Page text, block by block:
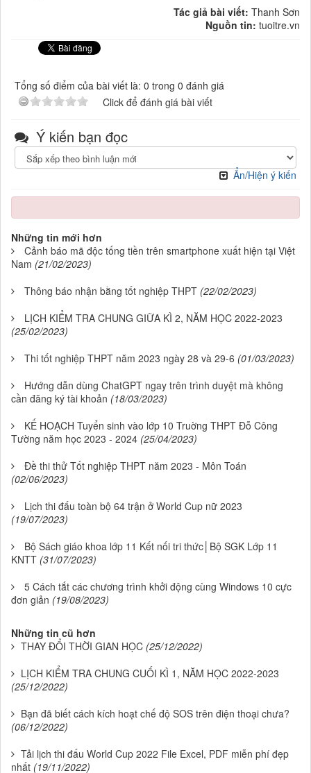
Tác giả bài viết: Thanh Sơn
Nguồn tin: tuoitre.vn
Tổng số điểm của bài viết là: 0 trong 0 đánh giá
Click để đánh giá bài viết
Ý kiến bạn đọc
Ẩn/Hiện ý kiến
Những tin mới hơn
Cảnh báo mã độc tống tiền trên smartphone xuất hiện tại Việt
Nam (21/02/2023)
Thông báo nhận bằng tốt nghiệp THPT (22/02/2023)
LỊCH KIỂM TRA CHUNG GIỮA KÌ 2, NĂM HỌC 2022-2023
(25/02/2023)
Thi tốt nghiệp THPT năm 2023 ngày 28 và 29-6 (01/03/2023)
Hướng dẫn dùng ChatGPT ngay trên trình duyệt mà không
cần đăng ký tài khoản (18/03/2023)
KẾ HOẠCH Tuyển sinh vào lớp 10 Truờng THPT Đỗ Công
Tường năm học 2023 - 2024 (25/04/2023)
Đề thi thử Tốt nghiệp THPT năm 2023 - Môn Toán
(02/06/2023)
Lịch thi đấu toàn bộ 64 trận ở World Cup nữ 2023
(19/07/2023)
Bộ Sách giáo khoa lớp 11 Kết nối tri thức│Bộ SGK Lớp 11
KNTT (31/07/2023)
5 Cách tắt các chương trình khởi động cùng Windows 10 cực
đơn giản (19/08/2023)
Những tin cũ hơn
THAY ĐỔI THỜI GIAN HỌC (25/12/2022)
LỊCH KIỂM TRA CHUNG CUỐI KÌ 1, NĂM HỌC 2022-2023
(25/12/2022)
Bạn đã biết cách kích hoạt chế độ SOS trên điện thoại chưa?
(06/12/2022)
Tải lịch thi đấu World Cup 2022 File Excel, PDF miễn phí đẹp
nhất (19/11/2022)